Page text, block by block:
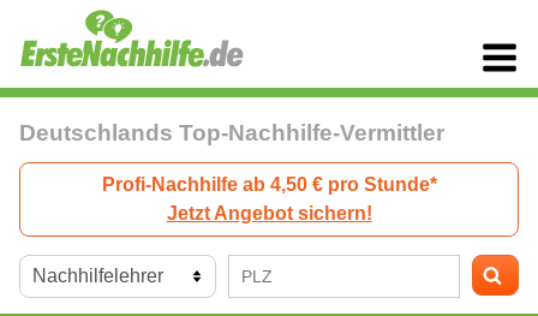
Deutschlands Top-Nachhilfe-Vermittler
Profi-Nachhilfe ab 4,50 € pro Stunde*
Jetzt Angebot sichern!